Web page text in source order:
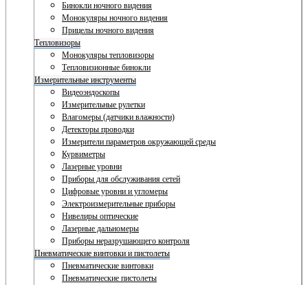
Бинокли ночного видения
Монокуляры ночного видения
Прицелы ночного видения
Тепловизоры
Монокуляры тепловизоры
Тепловизионные бинокли
Измерительные инструменты
Видеоэндоскопы
Измерительные рулетки
Влагомеры (датчики влажности)
Детекторы проводки
Измерители параметров окружающей среды
Курвиметры
Лазерные уровни
Приборы для обслуживания сетей
Цифровые уровни и угломеры
Электроизмерительные приборы
Нивелиры оптические
Лазерные дальномеры
Приборы неразрушающего контроля
Пневматические винтовки и пистолеты
Пневматические винтовки
Пневматические пистолеты